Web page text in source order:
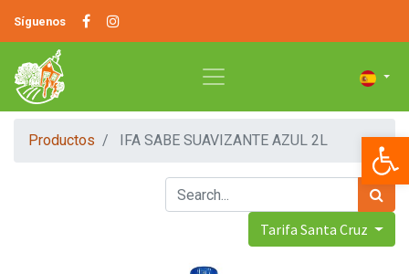
Síguenos
Productos IFA SABE SUAVIZANTE AZUL 2L
Tarifa Santa Cruz